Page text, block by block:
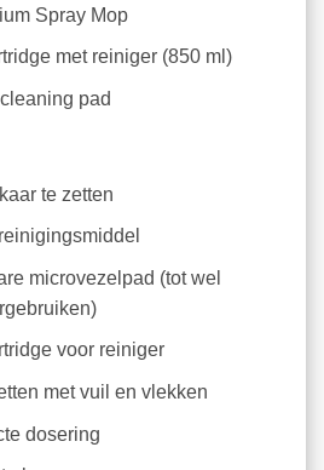
Spray Mop
met reiniger (850 ml)
pad
te zetten
microvezelpad (tot wel
voor reiniger
met vuil en vlekken
dosering